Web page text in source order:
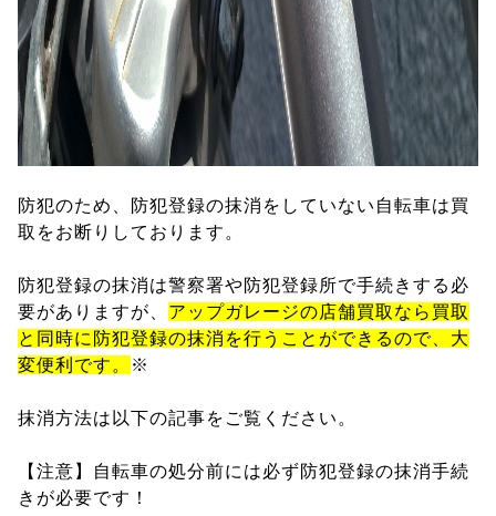
防犯のため、防犯登録の抹消をしていない自転車は買
取をお断りしております。
防犯登録の抹消は警察署や防犯登録所で手続きする必
要がありますが、 アップガレージの店舗買取なら買取
と同時に防犯登録の抹消を行うことができるので、大
変便利です。
※
抹消方法は以下の記事をご覧ください。
【注意】自転車の処分前には必ず防犯登録の抹消手続
きが必要です！